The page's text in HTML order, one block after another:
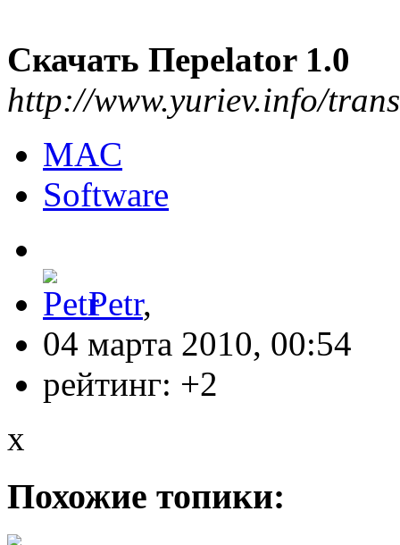
Скачать Переlator 1.0
http://www.yuriev.info/
MAC
Software
Petr,
04 марта 2010, 00:54
рейтинг: +2
x
Похожие топики: